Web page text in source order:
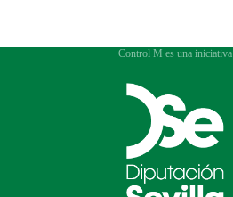
Control M es una iniciativa